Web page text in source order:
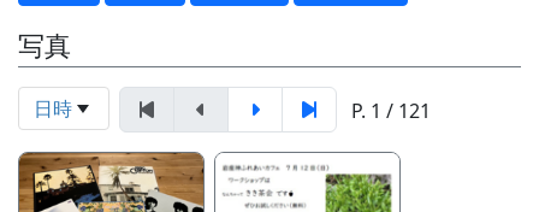
写真
日時 P. 1 / 121